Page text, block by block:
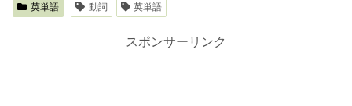
英単語 動詞 英単語
スポンサーリンク